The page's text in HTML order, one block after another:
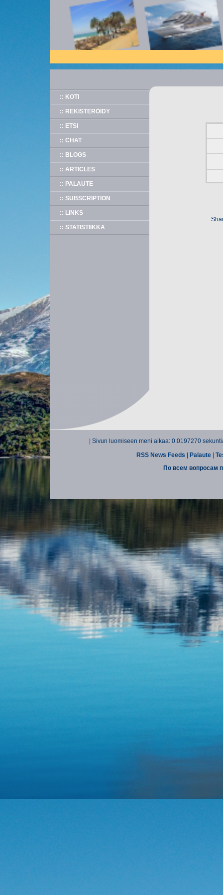
:: KOTI
:: REKISTERÖIDY
:: ETSI
:: CHAT
:: BLOGS
:: ARTICLES
:: PALAUTE
:: SUBSCRIPTION
:: LINKS
:: STATISTIIKKA
| Sivun luomiseen meni aikaa: 0.0197270
RSS News Feeds
Palaute
По всем вопросам